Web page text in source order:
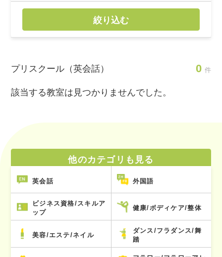
絞り込む
プリスクール（英会話） 0 件
該当する教室は見つかりませんでした。
他のカテゴリも見る
英会話 外国語
ビジネス資格/スキルア
ップ
健康/ボディケア/整体
美容/エステ/ネイル
ダンス/フラダンス/舞
踏